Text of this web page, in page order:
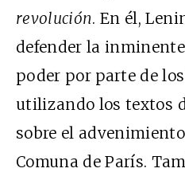
revolución. En él,
defender la
poder por parte de
utilizando los textos
sobre el
Comuna de París.